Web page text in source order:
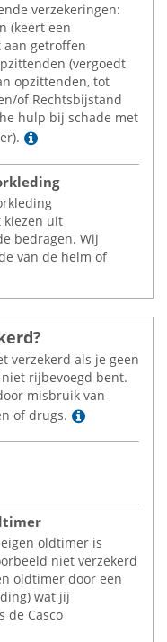
verzekeringen:
(keert een
getroffen
(vergoedt
opzittenden, tot
of Rechtsbijstand
hulp bij schade met
Lees meer
kiezen uit
bedragen. Wij
van de helm of
verzekerd als je geen
rijbevoegd bent.
misbruik van
of drugs.
Lees meer
oldtimer is
niet verzekerd
oldtimer door een
wat jij
de Casco